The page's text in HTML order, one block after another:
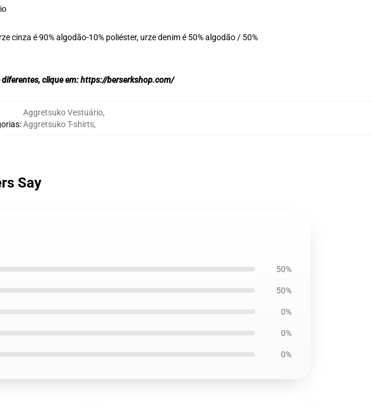
cinza é 90% algodão-10% poliéster, urze denim é 50% algodão / 50%
clique em:https://berserkshop.com/
:
Aggretsuko Vestuário,
Aggretsuko T-shirts,
Say
50%
50%
0%
0%
0%